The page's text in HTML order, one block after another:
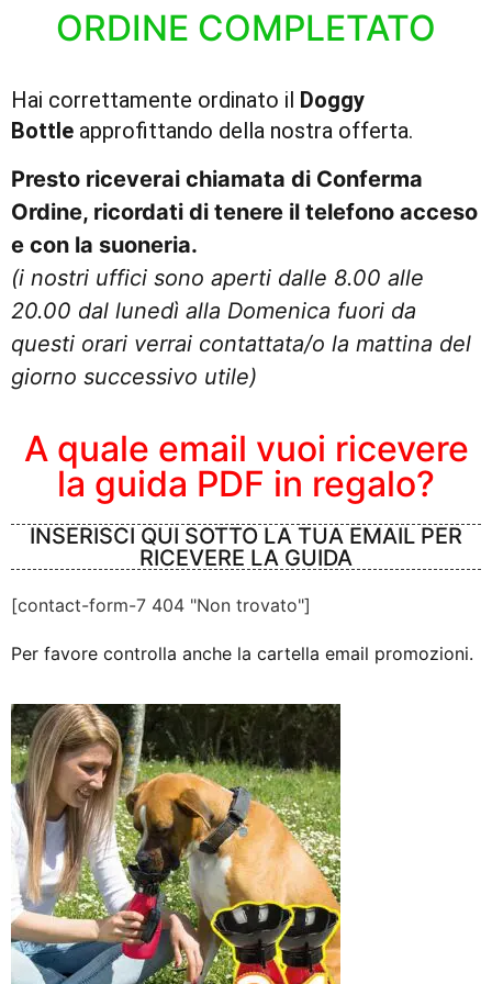
ORDINE COMPLETATO
Hai correttamente ordinato il Doggy
Bottle approfittando della nostra offerta.
Presto riceverai chiamata di Conferma
Ordine, ricordati di tenere il telefono acceso
e con la suoneria.
(i nostri uffici sono aperti dalle 8.00 alle
20.00 dal lunedì alla Domenica fuori da
questi orari verrai contattata/o la mattina del
giorno successivo utile)
A quale email vuoi ricevere
la guida PDF in regalo?
INSERISCI QUI SOTTO LA TUA EMAIL PER
RICEVERE LA GUIDA
[contact-form-7 404 "Non trovato"]
Per favore controlla anche la cartella email promozioni.